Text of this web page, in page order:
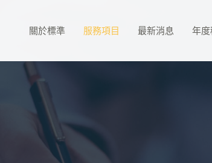
關於標準 服務項目 最新消息 年